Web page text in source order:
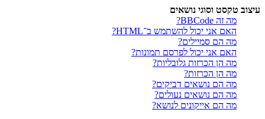
עיצוב טקסט וסוגי נושאים
מה זה BBCode?
האם אני יכול להשתמש ב־HTML?
מה הם סמיילים?
האם אני יכול לפרסם תמונות?
מה הן הכרזות גלובליות?
מה הן הכרזות?
מה הם נושאים דביקים?
מה הם נושאים נעולים?
מה הם אייקונים לנושא?